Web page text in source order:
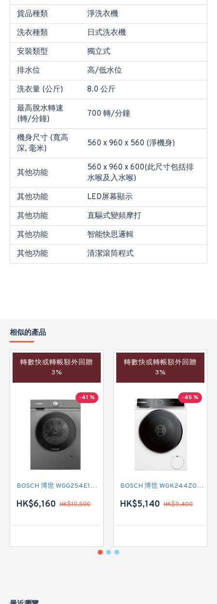
貨品種類
淨洗衣機
洗衣種類
日式洗衣機
安裝類型
獨立式
排水位
高/低水位
洗衣量 (公斤)
8.0 公斤
最高脫水轉速
(轉/分鐘)
700 轉/分鐘
機身尺寸 (寬高
深, 毫米)
560 x 960 x 560 (淨機身)
其他功能
560 x 960 x 600(此尺寸包括排
水喉及入水喉)
其他功能
LED屏幕顯示
其他功能
直驅式變頻摩打
其他功能
智能快思邏輯
其他功能
清潔滾筒程式
相似的產品
轉數快或轉帳額外回贈
3%
-41 %
BOSCH 博世 WGG254E1HK 前置式洗衣機 (10 公斤,1400 轉/分鐘)
HK$6,160 HK$10,500
轉數快或轉帳額外回贈
3%
-45 %
BOSCH 博世 WGK244Z0HK 前置式洗衣機 (9 公斤,1400 轉/分鐘)
HK$5,140 HK$9,400